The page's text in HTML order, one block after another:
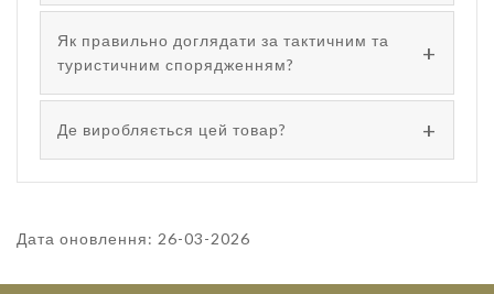
Як правильно доглядати за тактичним та
туристичним спорядженням?
Де виробляється цей товар?
Дата оновлення: 26-03-2026